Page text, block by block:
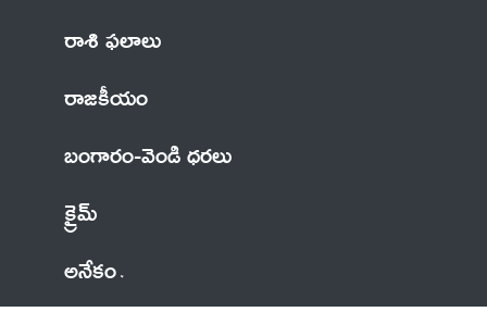
రాశి ఫలాలు
రాజకీయం
బంగారం-వెండి ధరలు
క్రైమ్
అనేకం